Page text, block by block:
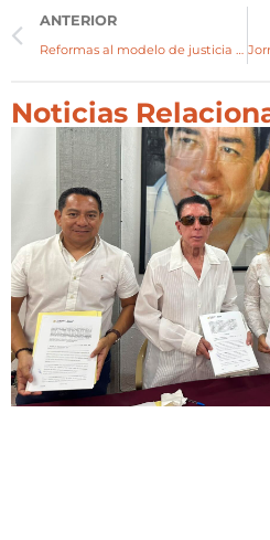
ANTERIOR
Reformas al modelo de justicia laboral dotarán del Centro de Conciliación Laboral Vallarta
Noticias